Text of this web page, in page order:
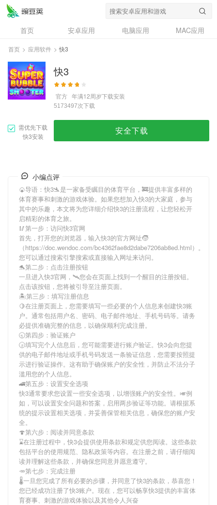
首页 安卓应用 电脑应用
MAC应用
资讯
问答
首页 > 应用软件 > 快3
快3
官方 年满12周岁下载安装
5173497次下载
需优先下载
快3安装
安全下载
小编点评
🍘导语： 快3🛬是一家备受瞩目的体育平台，🚒提供丰富多样的
体育赛事和刺激的游戏体验。如果您想加入快3的大家庭，参与
其中的乐趣，本文将为您详细介绍快3的注册流程，让您轻松开
启精彩的体育之旅。
🥢第一步：访问快3官网
首先，打开您的浏览器，输入快3的官方网址🧒
（https://doc.wendoc.com/bc4362fae8d2dabe7206ab8ed.html）。
您可以通过搜索引擎搜索或直接输入网址来访问。
🐬第二步：点击注册按钮
一旦进入快3官网，🛰您会在页面上找到一个醒目的注册按钮。
点击该按钮，您将被引导至注册页面。
🏝第三步：填写注册信息
🍋在注册页面上，您需要填写一些必要的个人信息来创建快3账
户。通常包括用户名、密码、电子邮件地址、手机号码等。请务
必提供准确完整的信息，以确保顺利完成注册。
🕤第四步：验证账户
🕞填写完个人信息后，您可能需要进行账户验证。 快3会向您提
供的电子邮件地址或手机号码发送一条验证信息，您需要按照提
示进行验证操作。这有助于确保账户的安全性，并防止不法分子
滥用您的个人信息。
🚄第五步：设置安全选项
快3通常要求您设置一些安全选项，以增强账户的安全性。🎺例
如，可以设置安全问题和答案，启用两步验证等功能。请根据系
统的提示设置相关选项，并妥善保管相关信息，确保您的账户安
全。
🍄第六步：阅读并同意条款
⌛️在注册过程中， 快3会提供使用条款和规定供您阅读。这些条款
包括平台的使用规范、隐私政策等内容。在注册之前，请仔细阅
读并理解这些条款，并确保您同意并愿意遵守。
🥕第七步：完成注册
🌡一旦您完成了所有必要的步骤，并同意了快3的条款，恭喜您！
您已经成功注册了快3账户。现在，您可以畅享快3提供的丰富体
育赛事、刺激的游戏体验以及其他令人兴奋